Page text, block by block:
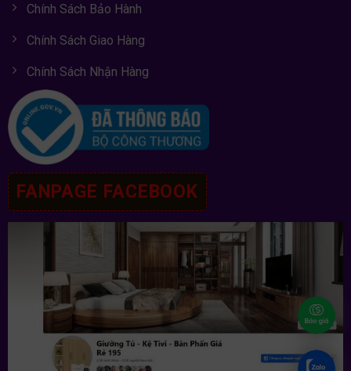
Chính Sách Bảo Hành
Chính Sách Giao Hàng
Chính Sách Nhận Hàng
FANPAGE FACEBOOK